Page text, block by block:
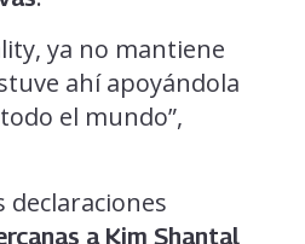
ya no mantiene
ahí apoyándola
el mundo”,
a Kim Shantal